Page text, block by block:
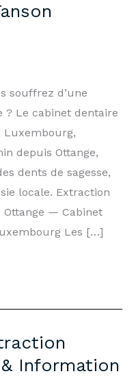
souffrez d’une
? Le cabinet dentaire
Luxembourg,
depuis Ottange,
dents de sagesse,
locale. Extraction
Ottange — Cabinet
Les […]
Information